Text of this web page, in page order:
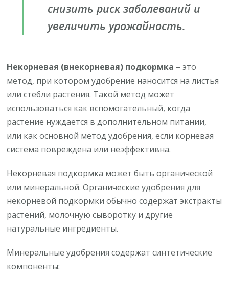
снизить риск заболеваний и
увеличить урожайность.
Некорневая (внекорневая) подкормка – это
метод, при котором удобрение наносится на листья
или стебли растения. Такой метод может
использоваться как вспомогательный, когда
растение нуждается в дополнительном питании,
или как основной метод удобрения, если корневая
система повреждена или неэффективна.
Некорневая подкормка может быть органической
или минеральной. Органические удобрения для
некорневой подкормки обычно содержат экстракты
растений, молочную сыворотку и другие
натуральные ингредиенты.
Минеральные удобрения содержат синтетические
компоненты: